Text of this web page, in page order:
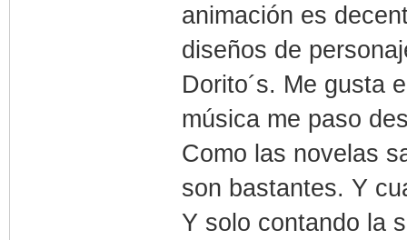
animación es
diseños de
Dorito´s. Me gusta
música me paso
Como las novelas
son bastantes. Y
Y solo contando la